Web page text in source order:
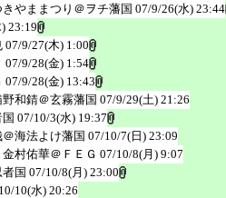
きやままつり＠ヲチ藩国 07/9/26(水) 23:44
23:19
07/9/27(木) 1:00
07/9/28(金) 1:54
07/9/28(金) 13:43
野和錆＠玄霧藩国 07/9/29(土) 21:26
07/10/3(水) 19:37
海法よけ藩国 07/10/7(日) 23:09
金村佑華＠ＦＥＧ 07/10/8(月) 9:07
国 07/10/8(月) 23:00
10(水) 20:26